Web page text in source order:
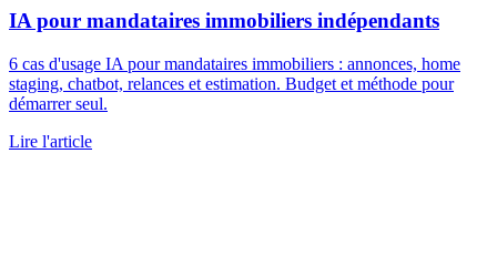
IA pour mandataires immobiliers indépendants
6 cas d'usage IA pour mandataires immobiliers : annonces, home
staging, chatbot, relances et estimation. Budget et méthode pour
démarrer seul.
Lire l'article